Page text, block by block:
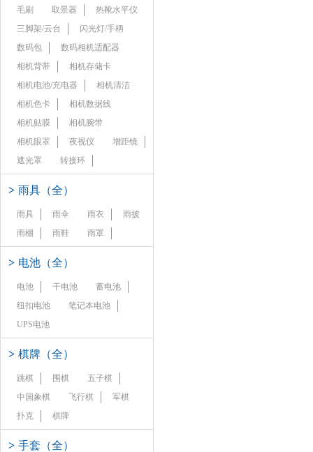
毛刷
取景器
热靴水平仪
三脚架/云台
闪光灯/手柄
数码包
数码相机适配器
相机背带
相机存储卡
相机电池/充电器
相机清洁
相机色卡
相机数据线
相机贴膜
相机腕带
相机眼罩
夜视仪
增距镜
遮光罩
转接环
> 雨具（全）
雨具 雨伞 雨衣
雨披
雨棚
雨鞋 雨罩
> 电池（全）
电池 干电池
蓄电池
纽扣电池
笔记本电池
UPS电池
> 棋牌（全）
跳棋 围棋
五子棋
中国象棋
飞行棋
军棋
扑克
棋牌
> 手套（全）